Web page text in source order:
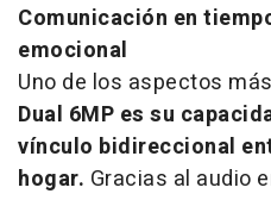
Comunicación en
emocional
Uno de los aspectos
Dual 6MP es su
vínculo bidireccional
hogar. Gracias al audio